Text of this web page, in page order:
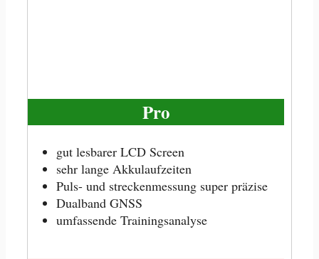
Pro
gut lesbarer LCD Screen
sehr lange Akkulaufzeiten
Puls- und streckenmessung super präzise
Dualband GNSS
umfassende Trainingsanalyse